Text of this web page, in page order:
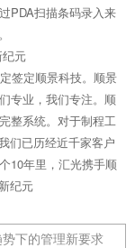
PDA扫描条码录入来
元
签定顺景科技。顺景
专业，我们专注。顺
整系统。对于制程工
们已历经近千家客户
10年里，汇光携手顺
纪元
下的管理新要求